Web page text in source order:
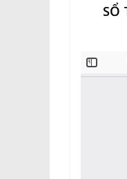
SỔ